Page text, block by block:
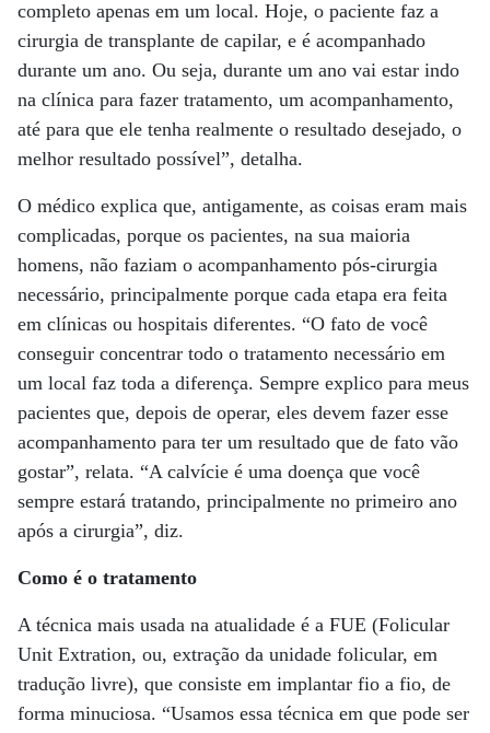
completo apenas em um local. Hoje, o paciente faz a
cirurgia de transplante de capilar, e é acompanhado
durante um ano. Ou seja, durante um ano vai estar indo
na clínica para fazer tratamento, um acompanhamento,
até para que ele tenha realmente o resultado desejado, o
melhor resultado possível”, detalha.
O médico explica que, antigamente, as coisas eram mais
complicadas, porque os pacientes, na sua maioria
homens, não faziam o acompanhamento pós-cirurgia
necessário, principalmente porque cada etapa era feita
em clínicas ou hospitais diferentes. “O fato de você
conseguir concentrar todo o tratamento necessário em
um local faz toda a diferença. Sempre explico para meus
pacientes que, depois de operar, eles devem fazer esse
acompanhamento para ter um resultado que de fato vão
gostar”, relata. “A calvície é uma doença que você
sempre estará tratando, principalmente no primeiro ano
após a cirurgia”, diz.
Como é o tratamento
A técnica mais usada na atualidade é a FUE (Folicular
Unit Extration, ou, extração da unidade folicular, em
tradução livre), que consiste em implantar fio a fio, de
forma minuciosa. “Usamos essa técnica em que pode ser